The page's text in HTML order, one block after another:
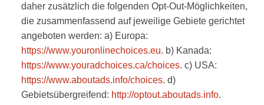
daher zusätzlich die folgenden Opt-Out-Möglichkeiten,
die zusammenfassend auf jeweilige Gebiete gerichtet
angeboten werden: a) Europa:
https://www.youronlinechoices.eu. b) Kanada:
https://www.youradchoices.ca/choices. c) USA:
https://www.aboutads.info/choices. d)
Gebietsübergreifend: http://optout.aboutads.info.